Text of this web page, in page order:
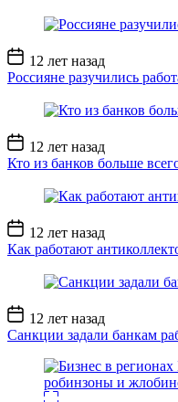
Дата
записи
12 лет назад
Россияне разучились
Дата
записи
12 лет назад
Кто из банков больше
Дата
записи
12 лет назад
Как работают
Дата
записи
12 лет назад
Санкции задали банкам